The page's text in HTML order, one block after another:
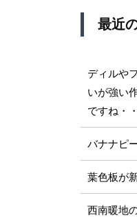
最近
ディルや
いが強い
ですね・
バナナピ
葉色板が
西南暖地